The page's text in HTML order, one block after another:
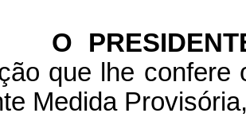
que lhe confere
Medida